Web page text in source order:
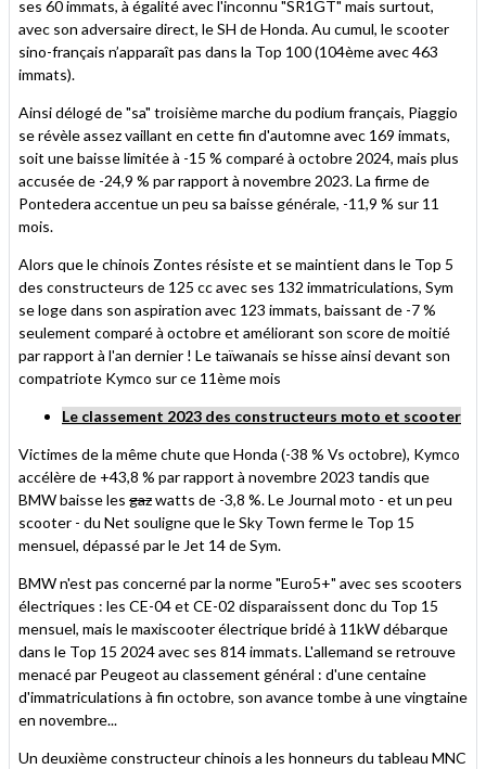
ses 60 immats, à égalité avec l'inconnu "SR1GT" mais surtout,
avec son adversaire direct, le SH de Honda. Au cumul, le scooter
sino-français n’apparaît pas dans la Top 100 (104ème avec 463
immats).
Ainsi délogé de "sa" troisième marche du podium français, Piaggio
se révèle assez vaillant en cette fin d'automne avec 169 immats,
soit une baisse limitée à -15 % comparé à octobre 2024, mais plus
accusée de -24,9 % par rapport à novembre 2023. La firme de
Pontedera accentue un peu sa baisse générale, -11,9 % sur 11
mois.
Alors que le chinois Zontes résiste et se maintient dans le Top 5
des constructeurs de 125 cc avec ses 132 immatriculations, Sym
se loge dans son aspiration avec 123 immats, baissant de -7 %
seulement comparé à octobre et améliorant son score de moitié
par rapport à l'an dernier ! Le taïwanais se hisse ainsi devant son
compatriote Kymco sur ce 11ème mois
Le classement 2023 des constructeurs moto et scooter
Victimes de la même chute que Honda (-38 % Vs octobre), Kymco
accélère de +43,8 % par rapport à novembre 2023 tandis que
BMW baisse les gazwatts de -3,8 %. Le Journal moto - et un peu
scooter - du Net souligne que le Sky Town ferme le Top 15
mensuel, dépassé par le Jet 14 de Sym.
BMW n'est pas concerné par la norme "Euro5+" avec ses scooters
électriques : les CE-04 et CE-02 disparaissent donc du Top 15
mensuel, mais le maxiscooter électrique bridé à 11kW débarque
dans le Top 15 2024 avec ses 814 immats. L'allemand se retrouve
menacé par Peugeot au classement général : d'une centaine
d'immatriculations à fin octobre, son avance tombe à une vingtaine
en novembre...
Un deuxième constructeur chinois a les honneurs du tableau MNC